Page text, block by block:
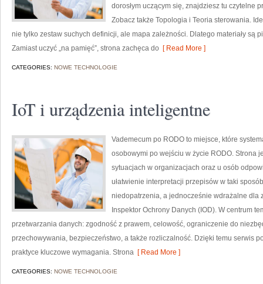
dorosłym uczącym się, znajdziesz tu czytelne
Zobacz także Topologia i Teoria sterowania.
nie tylko zestaw suchych definicji, ale mapa zależności. Dlatego materiały są
Zamiast uczyć „na pamięć”, strona zachęca do [ Read More ]
CATEGORIES: NOWE TECHNOLOGIE
IoT i urządzenia inteligentne
Vademecum po RODO to miejsce, które
osobowymi po wejściu w życie RODO. Strona
sytuacjach w organizacjach oraz u osób
ułatwienie interpretacji przepisów w taki
niedopatrzenia, a jednocześnie wdrażalne dla
Inspektor Ochrony Danych (IOD). W centrum
przetwarzania danych: zgodność z prawem, celowość, ograniczenie do
przechowywania, bezpieczeństwo, a także rozliczalność. Dzięki temu serwis
praktyce kluczowe wymagania. Strona [ Read More ]
CATEGORIES: NOWE TECHNOLOGIE